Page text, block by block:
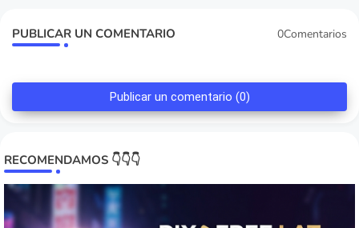
PUBLICAR UN COMENTARIO 0Comentarios
Publicar un comentario (0)
RECOMENDAMOS 👇👇👇